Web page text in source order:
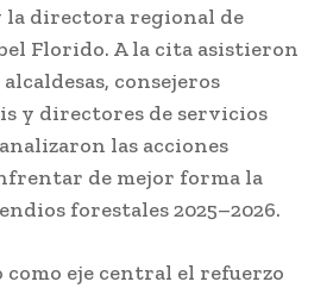
la directora regional de
Florido. A la cita asistieron
consejeros
y directores de servicios
las acciones
de mejor forma la
forestales 2025–2026.
eje central el refuerzo